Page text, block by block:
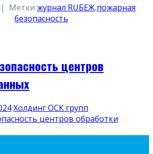
| Метки журнал RUБЕЖ,пожарная
безопасность
центров
Холдинг ОСК групп